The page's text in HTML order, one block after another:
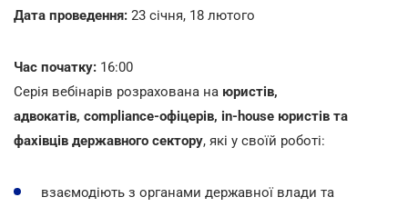
Дата проведення: 23 січня, 18 лютого
Час початку: 16:00
Серія вебінарів розрахована на юристів,
адвокатів, compliance-офіцерів, in-house юристів та
фахівців державного сектору, які у своїй роботі:
взаємодіють з органами державної влади та